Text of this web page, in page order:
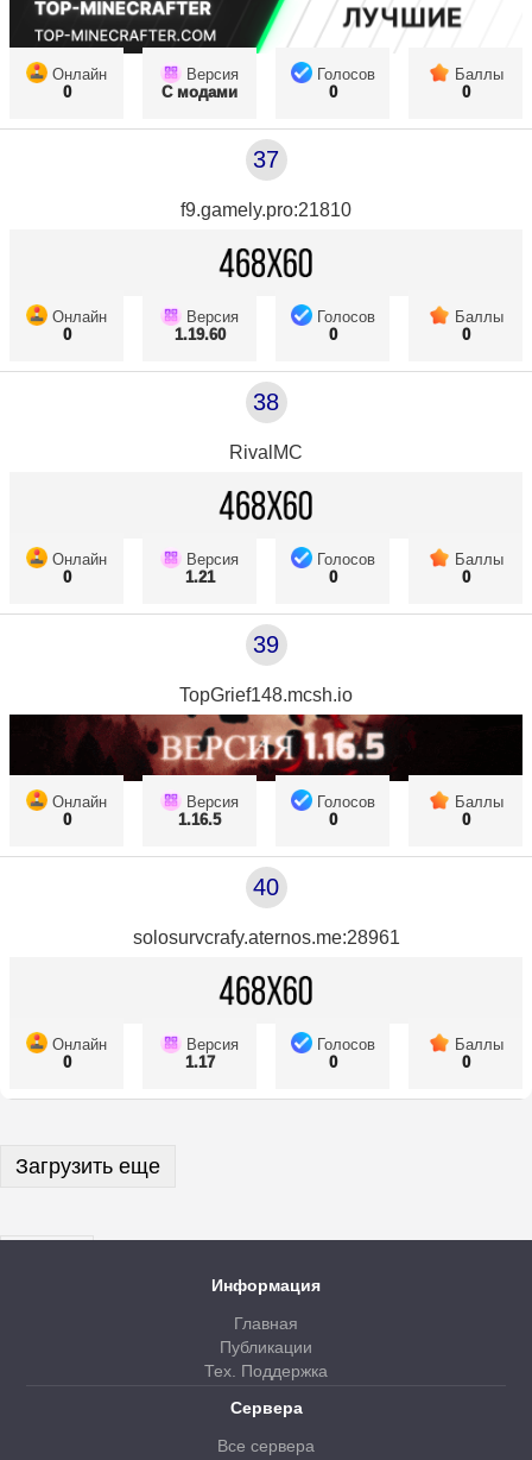
Онлайн
0
Версия
С модами
Голосов
0
Баллы
0
37
f9.gamely.pro:21810
Онлайн
0
Версия
1.19.60
Голосов
0
Баллы
0
38
RivalMC
Онлайн
0
Версия
1.21
Голосов
0
Баллы
0
39
TopGrief148.mcsh.io
Онлайн
0
Версия
1.16.5
Голосов
0
Баллы
0
40
solosurvcrafy.aternos.me:28961
Онлайн
0
Версия
1.17
Голосов
0
Баллы
0
Загрузить еще
Информация
Главная
Публикации
Тех. Поддержка
Сервера
Все сервера